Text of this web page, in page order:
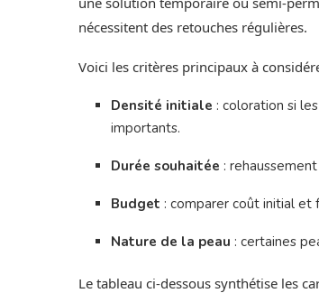
nécessitent des retouches régulières.
Voici les critères principaux à
Densité initiale : coloration si
importants.
Durée souhaitée :
Budget : comparer coût initial et
Nature de la peau : certaines
Le tableau ci-dessous synthétise les